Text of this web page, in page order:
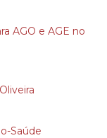
AGO e AGE no
Saúde